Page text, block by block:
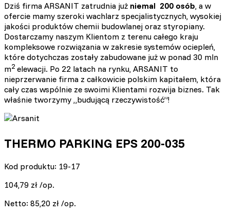
Dziś firma ARSANIT zatrudnia już niemal 200 osób, a w
ofercie mamy szeroki wachlarz specjalistycznych, wysokiej
jakości produktów chemii budowlanej oraz styropiany.
Dostarczamy naszym Klientom z terenu całego kraju
kompleksowe rozwiązania w zakresie systemów ociepleń,
które dotychczas zostały zabudowane już w ponad 30 mln
m2 elewacji. Po 22 latach na rynku, ARSANIT to
nieprzerwanie firma z całkowicie polskim kapitałem, która
cały czas wspólnie ze swoimi Klientami rozwija biznes. Tak
właśnie tworzymy „budującą rzeczywistość”!
THERMO PARKING EPS 200-035
Kod produktu: 19-17
104,79 zł /op.
Netto: 85,20 zł /op.